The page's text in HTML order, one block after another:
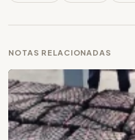
NOTAS RELACIONADAS